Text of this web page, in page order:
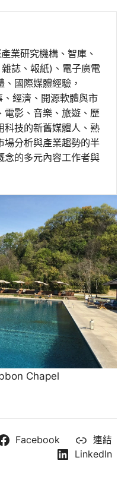
業研究機構、智庫、
誌、報紙)、電子廣電
國際媒體經驗，
經濟、開源軟體與市
電影、音樂、旅遊、歷
科技的新舊媒體人、熟
場分析與產業趨勢的半
念的多元內容工作者與
Chapel
Facebook
連結
LinkedIn